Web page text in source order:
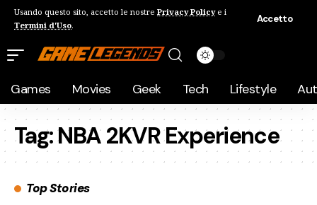
Usando questo sito, accetto le nostre Privacy Policye i
Termini d'Uso.
Accetto
Games Movies Geek Tech Lifestyle
Tag:NBA 2KVR Experience
Top Stories